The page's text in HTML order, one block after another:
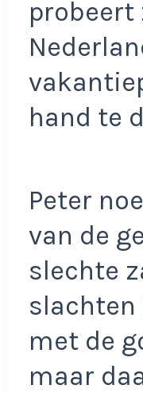
probeert
hand te
Peter
van de
slechte
slachten
met de
maar